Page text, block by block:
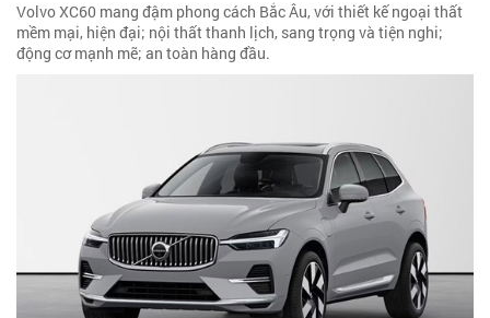
Volvo XC60 mang đậm phong cách Bắc Âu, với thiết kế ngoại thất
mềm mại, hiện đại; nội thất thanh lịch, sang trọng và tiện nghi;
động cơ mạnh mẽ; an toàn hàng đầu.